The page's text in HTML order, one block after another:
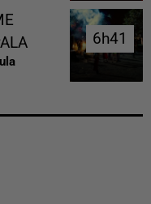
6h41
6h41